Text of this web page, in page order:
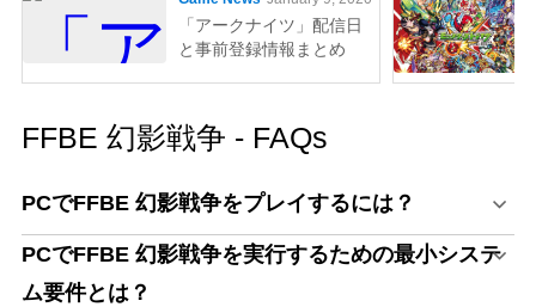
「アークナイツ」配信日
と事前登録情報まとめ
FFBE 幻影戦争 - FAQs
PCでFFBE 幻影戦争をプレイするには？
PCでFFBE 幻影戦争を実行するための最小システ
ム要件とは？